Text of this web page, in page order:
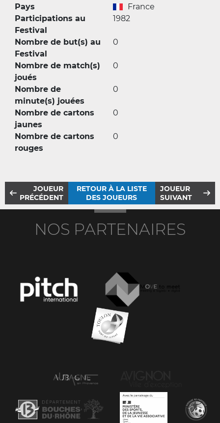
Pays
France
Participations au
Festival
1982
Nombre de but(s) au
Festival
0
Nombre de match(s)
joués
0
Nombre de
minute(s) jouées
0
Nombre de cartons
jaunes
0
Nombre de cartons
rouges
0
JOUEUR
PRÉCÉDENT
RETOUR À LA LISTE
DES JOUEURS
JOUEUR
SUIVANT
NOS PARTENAIRES